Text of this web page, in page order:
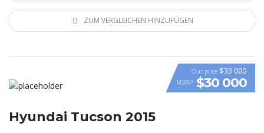
ZUM VERGLEICHEN HINZUFÜGEN
VIDEO
Our price $33 000
MSRP $30 000
Hyundai Tucson 2015